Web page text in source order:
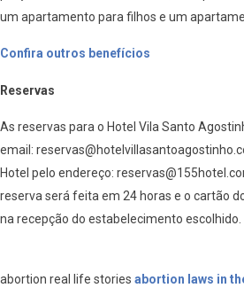
um apartamento para filhos e um
Confira outros benefícios
Reservas
As reservas para o Hotel Vila Santo
email:
Hotel pelo endereço:
reserva será feita em 24 horas e o cartão
na recepção do estabelecimento escolhido.
abortion real life stories abortion laws in